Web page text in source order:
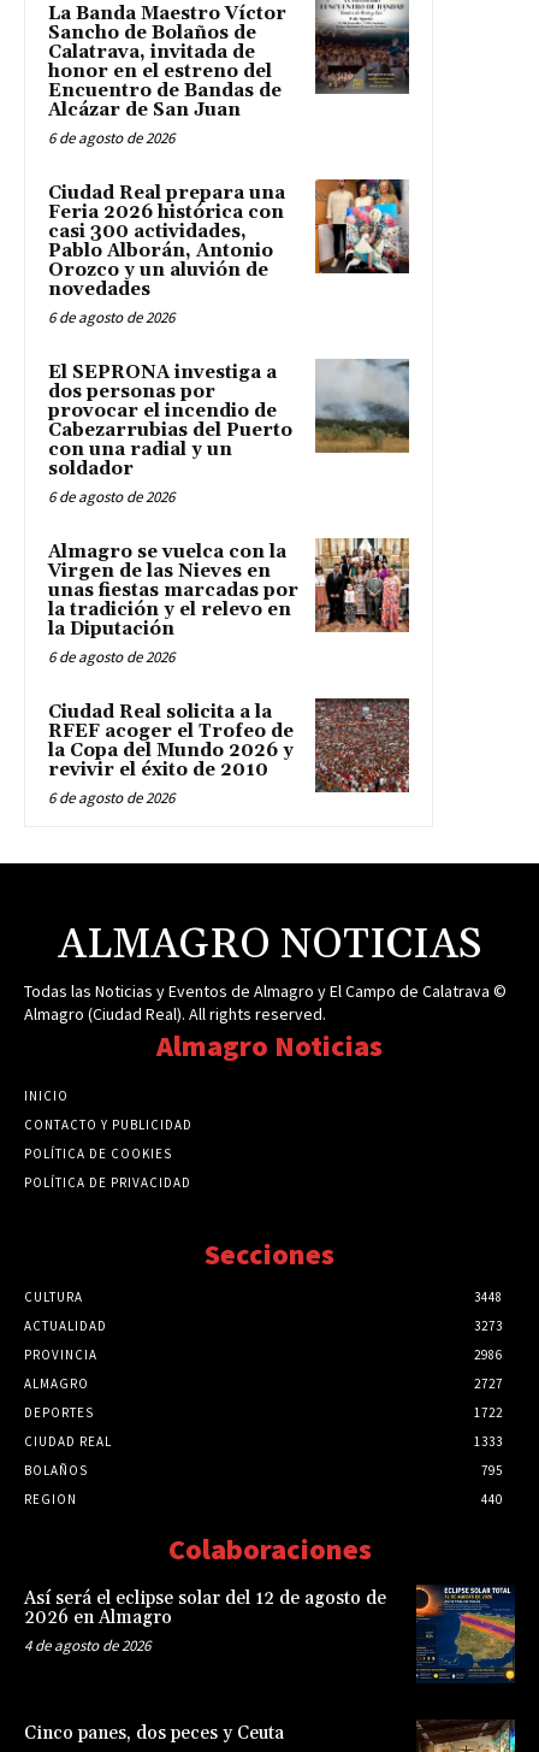
La Banda Maestro Víctor
Sancho de Bolaños de
Calatrava, invitada de
honor en el estreno del
Encuentro de Bandas de
Alcázar de San Juan
6 de agosto de 2026
Ciudad Real prepara una
Feria 2026 histórica con
casi 300 actividades,
Pablo Alborán, Antonio
Orozco y un aluvión de
novedades
6 de agosto de 2026
El SEPRONA investiga a
dos personas por
provocar el incendio de
Cabezarrubias del Puerto
con una radial y un
soldador
6 de agosto de 2026
Almagro se vuelca con la
Virgen de las Nieves en
unas fiestas marcadas por
la tradición y el relevo en
la Diputación
6 de agosto de 2026
Ciudad Real solicita a la
RFEF acoger el Trofeo de
la Copa del Mundo 2026 y
revivir el éxito de 2010
6 de agosto de 2026
ALMAGRO NOTICIAS
Todas las Noticias y Eventos de Almagro y El Campo de Calatrava ©
Almagro (Ciudad Real). All rights reserved.
Almagro Noticias
INICIO
CONTACTO Y PUBLICIDAD
POLÍTICA DE COOKIES
POLÍTICA DE PRIVACIDAD
Secciones
CULTURA
3448
ACTUALIDAD
3273
PROVINCIA
2986
ALMAGRO
2727
DEPORTES
1722
CIUDAD REAL
1333
BOLAÑOS
795
REGION
440
Colaboraciones
Así será el eclipse solar del 12 de agosto de
2026 en Almagro
4 de agosto de 2026
Cinco panes, dos peces y Ceuta